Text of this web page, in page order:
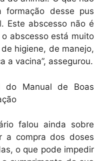
desse pus
Este abscesso não é
abscesso está muito
higiene, de manejo,
a vacina”, assegurou.
do Manual de Boas
falou ainda sobre
a compra dos doses
o que pode impedir